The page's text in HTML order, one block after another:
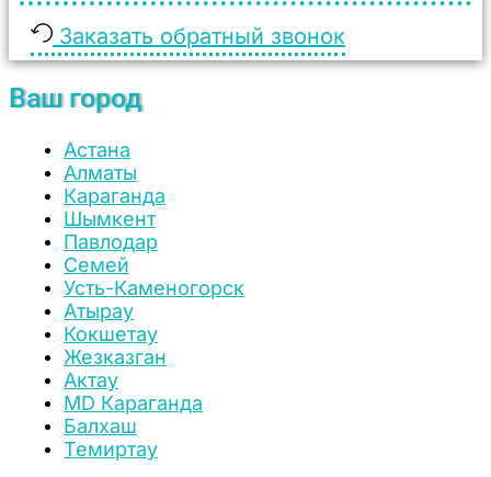
Заказать обратный звонок
Ваш город
Астана
Алматы
Караганда
Шымкент
Павлодар
Семей
Усть-Каменогорск
Атырау
Кокшетау
Жезказган
Актау
MD Караганда
Балхаш
Темиртау